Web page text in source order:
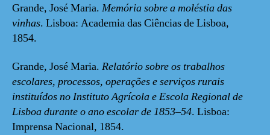
Grande, José Maria. Memória sobre a moléstia das
vinhas. Lisboa: Academia das Ciências de Lisboa,
1854.
Grande, José Maria. Relatório sobre os trabalhos
escolares, processos, operações e serviços rurais
instituídos no Instituto Agrícola e Escola Regional de
Lisboa durante o ano escolar de 1853–54. Lisboa:
Imprensa Nacional, 1854.